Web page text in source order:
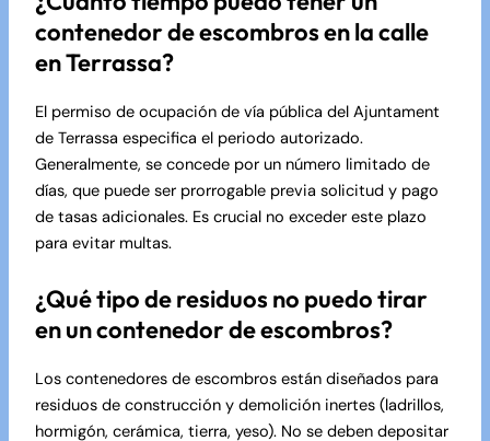
contenedor de escombros en la calle
en Terrassa?
El permiso de ocupación de vía pública del Ajuntament
de Terrassa especifica el periodo autorizado.
Generalmente, se concede por un número limitado de
días, que puede ser prorrogable previa solicitud y pago
de tasas adicionales. Es crucial no exceder este plazo
para evitar multas.
¿Qué tipo de residuos no puedo tirar
en un contenedor de escombros?
Los contenedores de escombros están diseñados para
residuos de construcción y demolición inertes (ladrillos,
hormigón, cerámica, tierra, yeso). No se deben depositar